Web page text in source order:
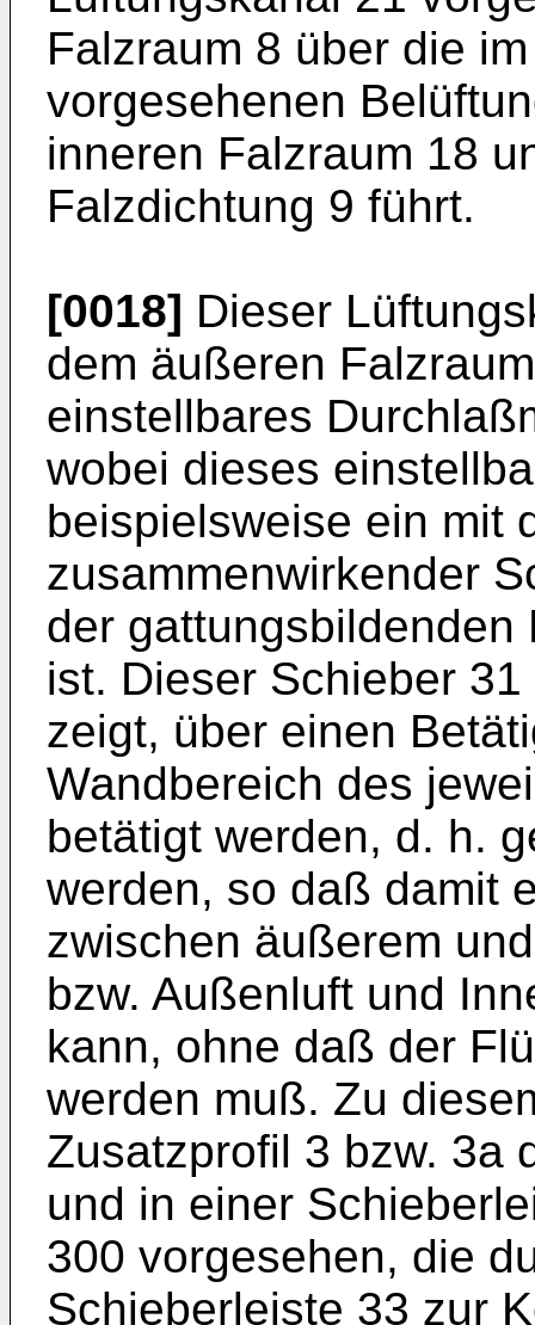
Falzraum 8 über die
vorgesehenen
inneren Falzraum 18
Falzdichtung 9 führt.
[0018] Dieser
dem äußeren
einstellbares
wobei dieses
beispielsweise ein mit
zusammenwirkender
der gattungsbildenden
ist. Dieser Schieber
zeigt, über einen
Wandbereich des
betätigt werden, d. h.
werden, so daß damit
zwischen äußerem
bzw. Außenluft und
kann, ohne daß der
werden muß. Zu
Zusatzprofil 3 bzw. 3a
und in einer
300 vorgesehen, die
Schieberleiste 33 zur